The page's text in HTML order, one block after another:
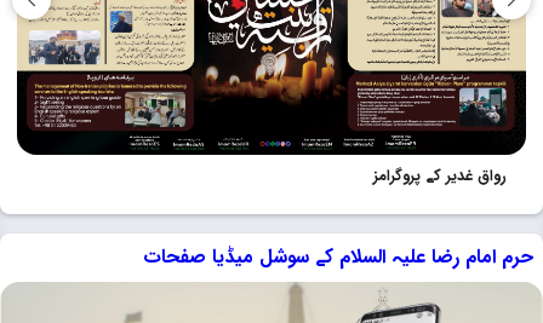
رواق غدیر کے پروگرامز
حرم امام رضا علیہ السلام کے سوشل میڈیا صفحات